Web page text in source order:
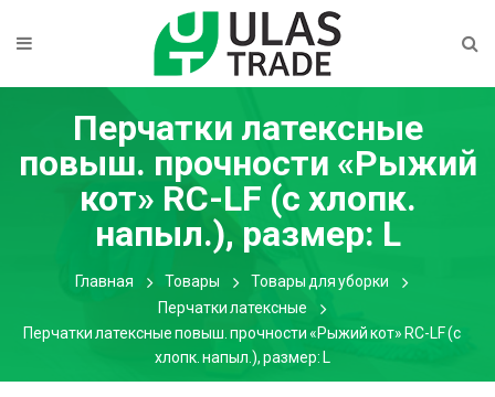
Перчатки латексные
повыш. прочности «Рыжий
кот» RC-LF (c хлопк.
напыл.), размер: L
Главная Товары
Товары для уборки
Перчатки латексные
Перчатки латексные повыш. прочности «Рыжий кот» RC-LF (c
хлопк. напыл.), размер: L